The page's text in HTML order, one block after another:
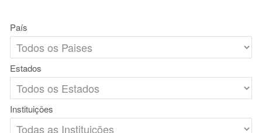
País
Estados
Instituições